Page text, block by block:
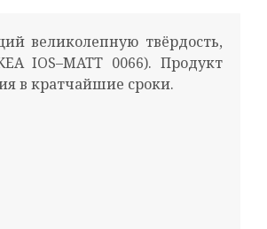
великолепную твёрдость,
IOS–MATT 0066). Продукт
в кратчайшие сроки.